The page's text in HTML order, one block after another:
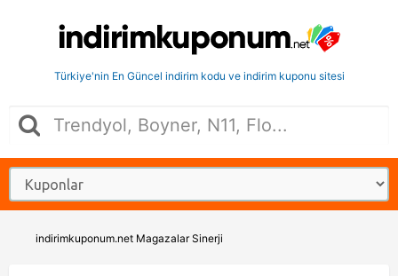
Türkiye'nin En Güncel indirim kodu ve indirim kuponu sitesi
indirimkuponum.net Magazalar Sinerji